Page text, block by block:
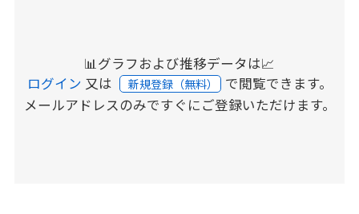
📊グラフおよび推移データは📈
ログイン 又は 新規登録（無料） で閲覧できます。
メールアドレスのみですぐにご登録いただけます。